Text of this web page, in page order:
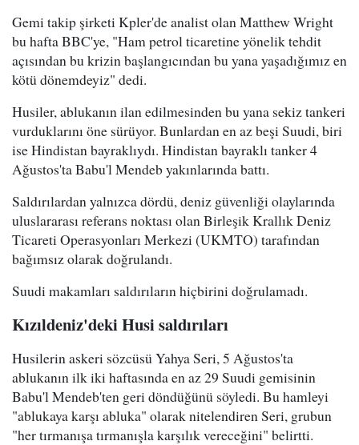
Gemi takip şirketi Kpler'de analist olan Matthew Wright
bu hafta BBC'ye, "Ham petrol ticaretine yönelik tehdit
açısından bu krizin başlangıcından bu yana yaşadığımız en
kötü dönemdeyiz" dedi.
Husiler, ablukanın ilan edilmesinden bu yana sekiz tankeri
vurduklarını öne sürüyor. Bunlardan en az beşi Suudi, biri
ise Hindistan bayraklıydı. Hindistan bayraklı tanker 4
Ağustos'ta Babu'l Mendeb yakınlarında battı.
Saldırılardan yalnızca dördü, deniz güvenliği olaylarında
uluslararası referans noktası olan Birleşik Krallık Deniz
Ticareti Operasyonları Merkezi (UKMTO) tarafından
bağımsız olarak doğrulandı.
Suudi makamları saldırıların hiçbirini doğrulamadı.
Kızıldeniz'deki Husi saldırıları
Husilerin askeri sözcüsü Yahya Seri, 5 Ağustos'ta
ablukanın ilk iki haftasında en az 29 Suudi gemisinin
Babu'l Mendeb'ten geri döndüğünü söyledi. Bu hamleyi
"ablukaya karşı abluka" olarak nitelendiren Seri, grubun
"her tırmanışa tırmanışla karşılık vereceğini" belirtti.